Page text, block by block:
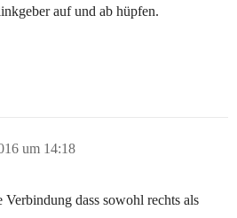
auf und ab hüpfen.
um 14:18
dass sowohl rechts als